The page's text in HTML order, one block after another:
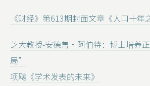
《财经》第613期封面文章《人口十年
芝大教授-安德鲁・阿伯特：博士培养
局”
项飚《学术发表的未来》